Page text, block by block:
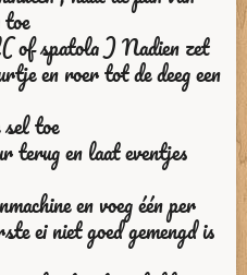
of spatola ) Nadien zet
en roer tot de deeg een
toe
terug en laat eventjes
en voeg één per
ei niet goed gemengd is